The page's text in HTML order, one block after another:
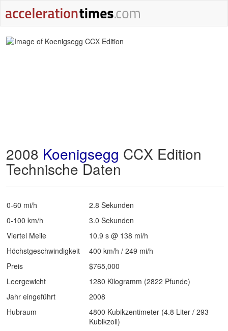
2008 Koenigsegg CCX Edition
Technische Daten
0-60 mi/h
2.8 Sekunden
0-100 km/h
3.0 Sekunden
Viertel Meile
10.9 s @ 138 mi/h
Höchstgeschwindigkeit
400 km/h / 249 mi/h
Preis
$765,000
Leergewicht
1280 Kilogramm (2822 Pfunde)
Jahr eingeführt
2008
Hubraum
4800 Kubikzentimeter (4.8 Liter / 293
Kubikzoll)